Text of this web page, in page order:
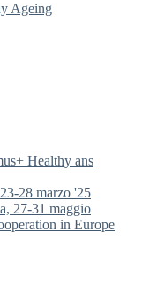
Ageing
Healthy ans
28 marzo '25
27-31 maggio
in Europe